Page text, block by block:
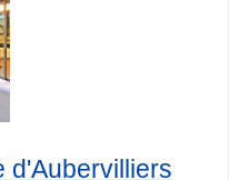
d'Aubervilliers